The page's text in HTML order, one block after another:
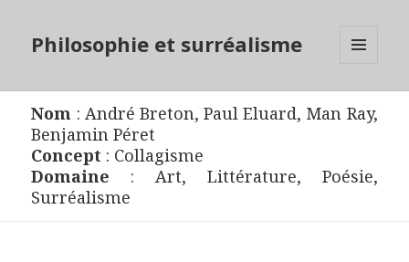
Philosophie et surréalisme
Nom : André Breton,Paul Eluard, Man Ray,
Benjamin Péret
Concept : Collagisme
Domaine : Art, Littérature, Poésie,
Surréalisme